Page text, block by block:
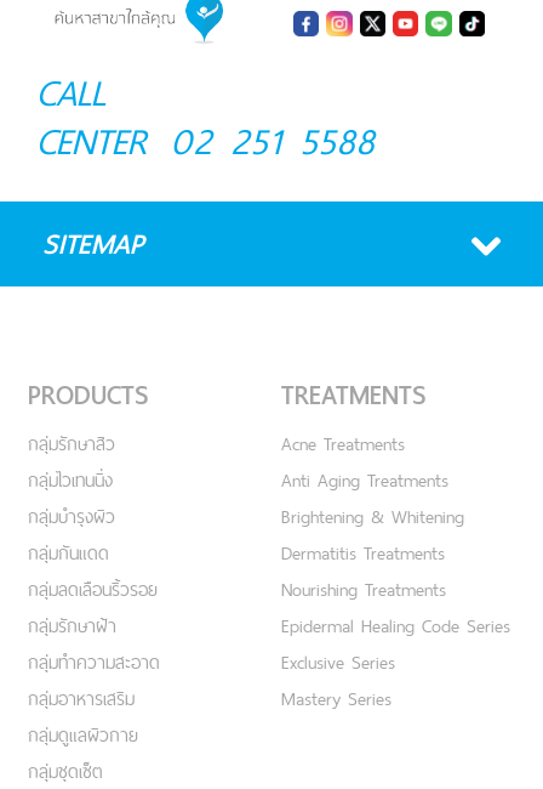
CALL
CENTER 02 251 5588
SITEMAP
PRODUCTS
กลุ่มรักษาสิว
กลุ่มไวเทนนิ่ง
กลุ่มบำรุงผิว
กลุ่มกันแดด
กลุ่มลดเลือนริ้วรอย
กลุ่มรักษาฝ้า
กลุ่มทำความสะอาด
กลุ่มอาหารเสริม
กลุ่มดูแลผิวกาย
กลุ่มชุดเซ็ต
TREATMENTS
Acne Treatments
Anti Aging Treatments
Brightening & Whitening
Dermatitis Treatments
Nourishing Treatments
Epidermal Healing Code Series
Exclusive Series
Mastery Series